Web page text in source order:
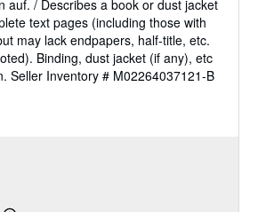
auf. / Describes a book or dust jacket
text pages (including those with
may lack endpapers, half-title, etc.
Binding, dust jacket (if any), etc
Seller Inventory # M02264037121-B